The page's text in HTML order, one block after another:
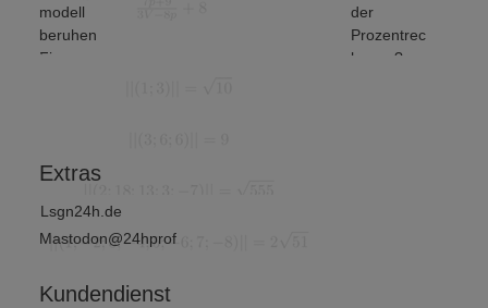
modell
beruhen
Finanz-
der
Prozentrec
hnung?
Extras
Lsgn24h.de
Mastodon@24hprof
Kundendienst